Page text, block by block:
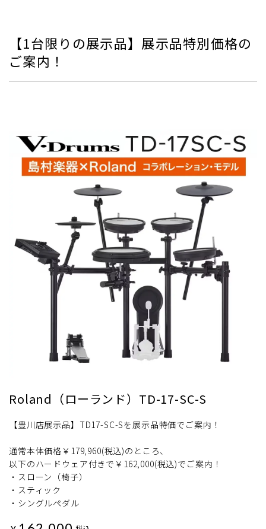
【1台限りの展示品】展示品特別価格の
ご案内！
Roland（ローランド）TD-17-SC-S
【豊川店展示品】TD17-SC-Sを展示品特価でご案内！
通常本体価格￥179,960(税込)のところ、
以下のハードウェア付きで￥162,000(税込)でご案内！
・スローン（椅子）
・スティック
・シングルペダル